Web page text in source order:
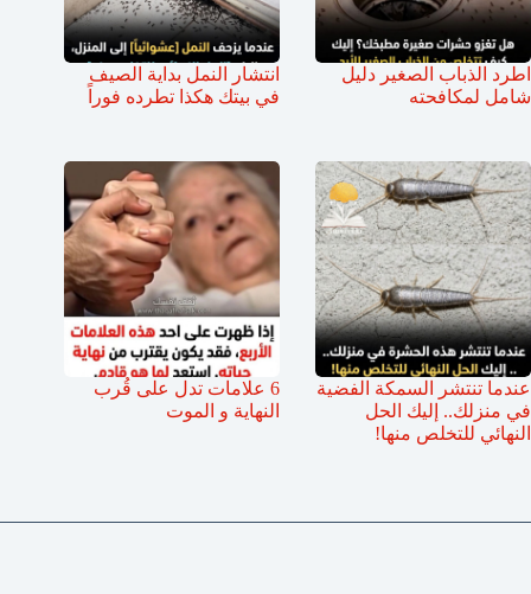
اطرد الذباب الصغير دليل
شامل لمكافحته
انتشار النمل بداية الصيف
في بيتك هكذا تطرده فوراً
عندما تنتشر السمكة الفضية
في منزلك.. إليك الحل
النهائي للتخلص منها!
6 علامات تدل على قُرب
النهاية و الموت